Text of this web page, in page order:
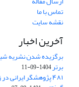
تماس با ما
نقشه سایت
آخرین اخبار
برگزیده شدن نشریه
برتر1404-09-11
۴۸۱ پژوهشگر